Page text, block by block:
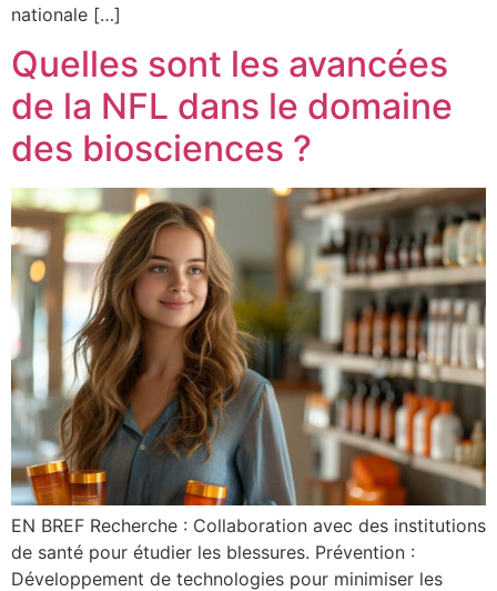
nationale […]
Quelles sont les avancées
de la NFL dans le domaine
des biosciences ?
EN BREF Recherche : Collaboration avec des institutions
de santé pour étudier les blessures. Prévention :
Développement de technologies pour minimiser les